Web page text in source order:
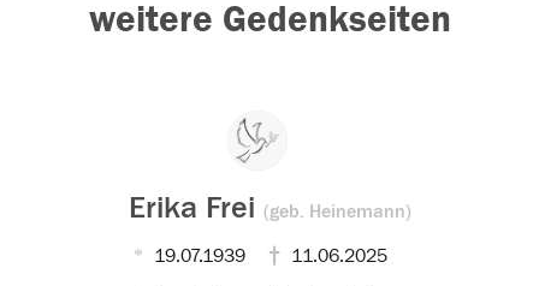
weitere Gedenkseiten
Erika Frei (geb. Heinemann)
19.07.1939 11.06.2025